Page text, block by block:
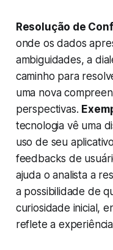
Resolução de
onde os dados
ambiguidades, a
caminho para
uma nova
perspectivas.
tecnologia vê uma
uso de seu
feedbacks de
ajuda o analista a
a possibilidade de
curiosidade inicial,
reflete a